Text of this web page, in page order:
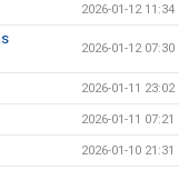
2026-01-12 11:34
2026-01-12 07:30
2026-01-11 23:02
2026-01-11 07:21
2026-01-10 21:31